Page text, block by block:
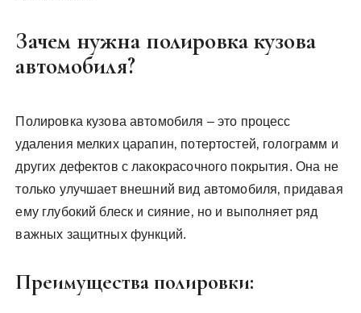
Зачем нужна полировка кузова
автомобиля?
Полировка кузова автомобиля – это процесс
удаления мелких царапин‚ потертостей‚ голограмм и
других дефектов с лакокрасочного покрытия. Она не
только улучшает внешний вид автомобиля‚ придавая
ему глубокий блеск и сияние‚ но и выполняет ряд
важных защитных функций.
Преимущества полировки: